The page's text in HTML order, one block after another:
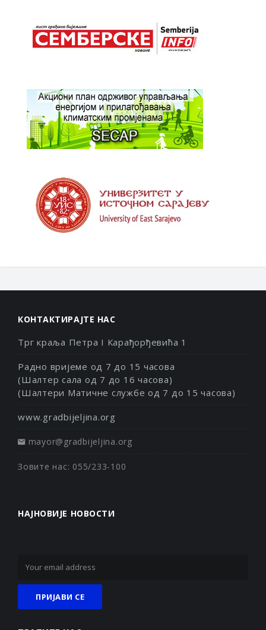
КОНТАКТИРАЈТЕ НАС
Трг краља Петра I Карађорђевића 1
Радно вријеме од 7 до 15 часова
(Шалтер сала од 7 до 16 часова)
(Шалтери Матичне службе од 7 до 15 часова)
www.gradbijeljina.org
mayor@gradbijeljina.org
Зовите нас: 055/233-100
НАЈНОВИЈЕ НОВОСТИ